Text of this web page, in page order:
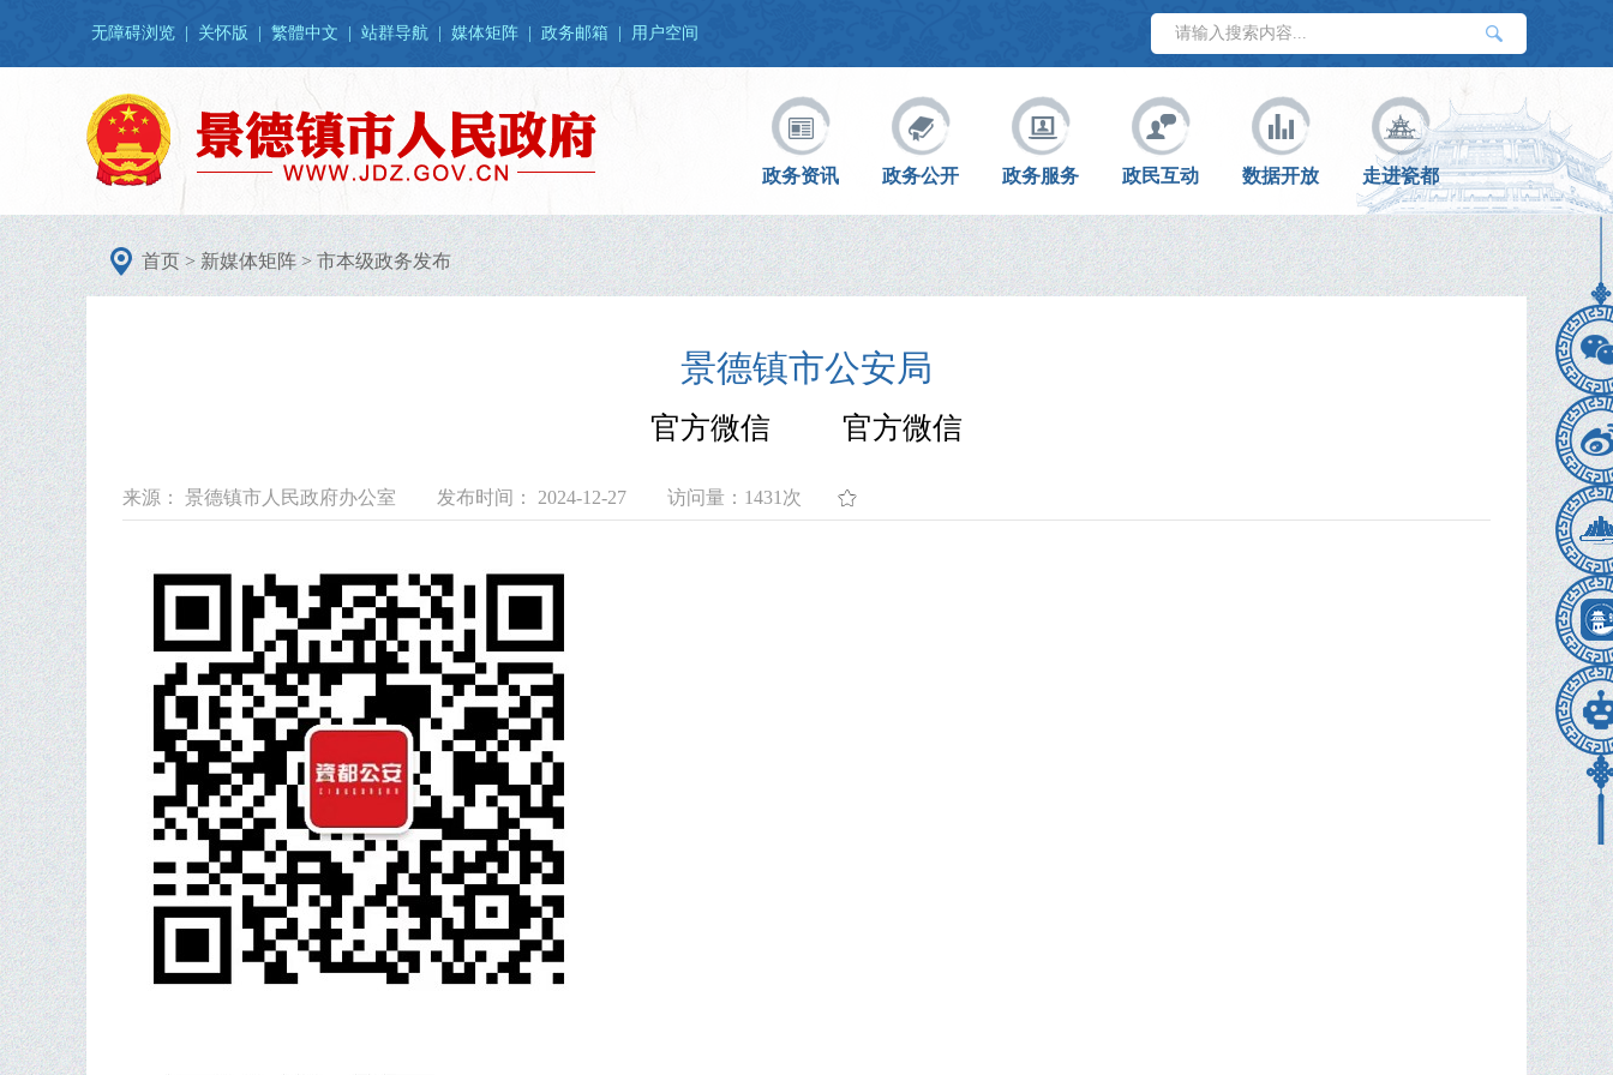
无障碍浏览 关怀版 繁體中文 站群导航 媒体矩阵 政务邮箱 用户空间
政务资讯 政务公开 政务服务 政民互动 数据开放 走进瓷都
首页>新媒体矩阵>市本级政务发布
景德镇市公安局
官方微信 官方微信
来源： 景德镇市人民政府办公室 发布时间： 2024-12-27 访问量： 1431次